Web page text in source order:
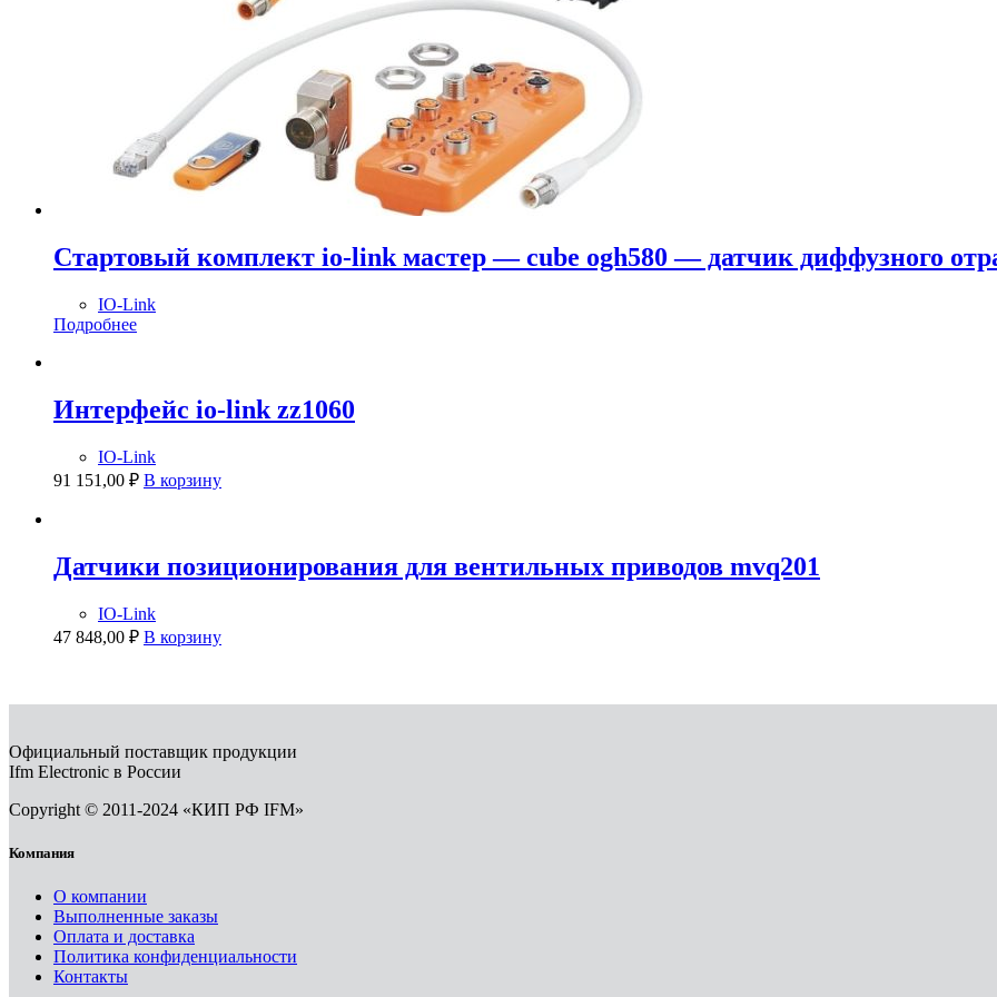
Стартовый комплект io-link мастер — cube ogh580 — датчик диффузного
IO-Link
Подробнее
Интерфейс io-link zz1060
IO-Link
91 151,00 ₽ В корзину
Датчики позиционирования для вентильных приводов mvq201
IO-Link
47 848,00 ₽ В корзину
Официальный поставщик продукции
Ifm Electronic в России
Copyright © 2011-2024 «КИП РФ IFM»
Компания
О компании
Выполненные заказы
Оплата и доставка
Политика конфиденциальности
Контакты